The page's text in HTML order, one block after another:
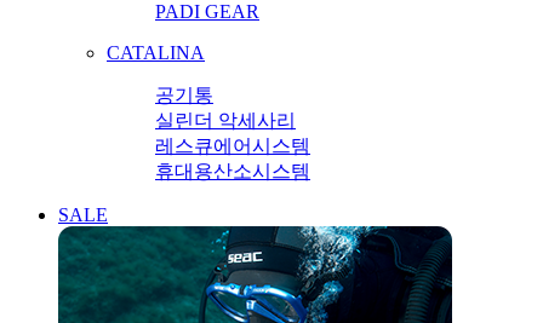
PADI GEAR
CATALINA
공기통
실린더 악세사리
레스큐에어시스템
휴대용산소시스템
SALE